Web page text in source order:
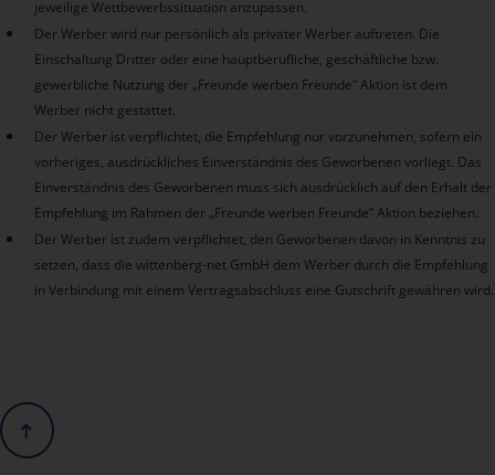
jeweilige Wettbewerbssituation anzupassen.
Der Werber wird nur persönlich als privater Werber auftreten. Die
Einschaltung Dritter oder eine hauptberufliche, geschäftliche bzw.
gewerbliche Nutzung der „Freunde werben Freunde“ Aktion ist dem
Werber nicht gestattet.
Der Werber ist verpflichtet, die Empfehlung nur vorzunehmen, sofern ein
vorheriges, ausdrückliches Einverständnis des Geworbenen vorliegt. Das
Einverständnis des Geworbenen muss sich ausdrücklich auf den Erhalt der
Empfehlung im Rahmen der „Freunde werben Freunde“ Aktion beziehen.
Der Werber ist zudem verpflichtet, den Geworbenen davon in Kenntnis zu
setzen, dass die wittenberg-net GmbH dem Werber durch die Empfehlung
in Verbindung mit einem Vertragsabschluss eine Gutschrift gewähren wird.
Scrolle nach oben